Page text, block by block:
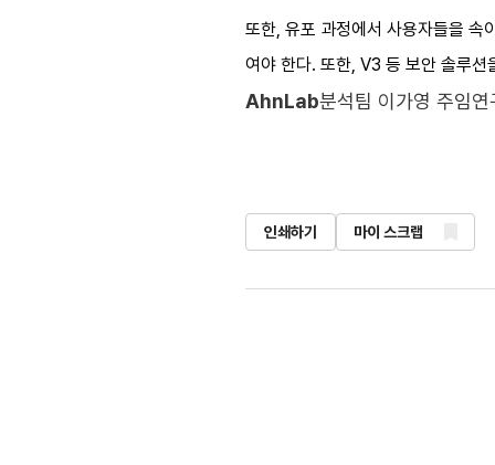
또한, 유포 과정에서 사용자들을 속
여야 한다. 또한, V3 등 보안 솔루션
AhnLab분석팀 이가영 주임연
인쇄하기 마이 스크랩